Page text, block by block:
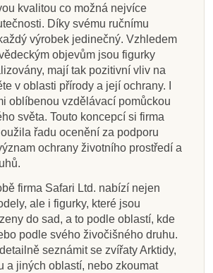
kvalitou co možná nejvíce
Díky svému ručnímu
výrobek jedinečný. Vzhledem
objevům jsou figurky
mají tak pozitivní vliv na
v oblasti přírody a její ochrany. I
oblíbenou vzdělávací pomůckou
světa. Touto koncepcí si firma
řadu ocenění za podporu
ochrany životního prostředí a
firma Safari Ltd. nabízí nejen
ale i figurky, které jsou
do sad, a to podle oblastí, kde
podle svého živočišného druhu.
seznámit se zvířaty Arktidy,
a jiných oblastí, nebo zkoumat